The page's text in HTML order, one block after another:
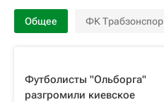
Общее ФК Трабзонспор
Футболисты "Ольборга"
разгромили киевское